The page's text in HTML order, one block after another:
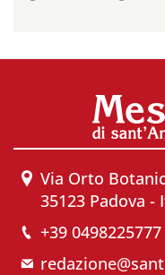
Via Orto
35123 Padova -
+39 0498225777